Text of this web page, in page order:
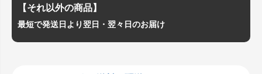
【それ以外の商品】
最短で発送日より翌日・翌々日のお届け